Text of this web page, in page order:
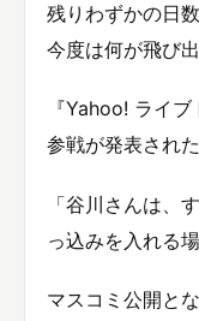
残りわずかの日
今度は何が飛び
『Yahoo! ライ
参戦が発表された
「谷川さんは、
っ込みを入れる
マスコミ公開と